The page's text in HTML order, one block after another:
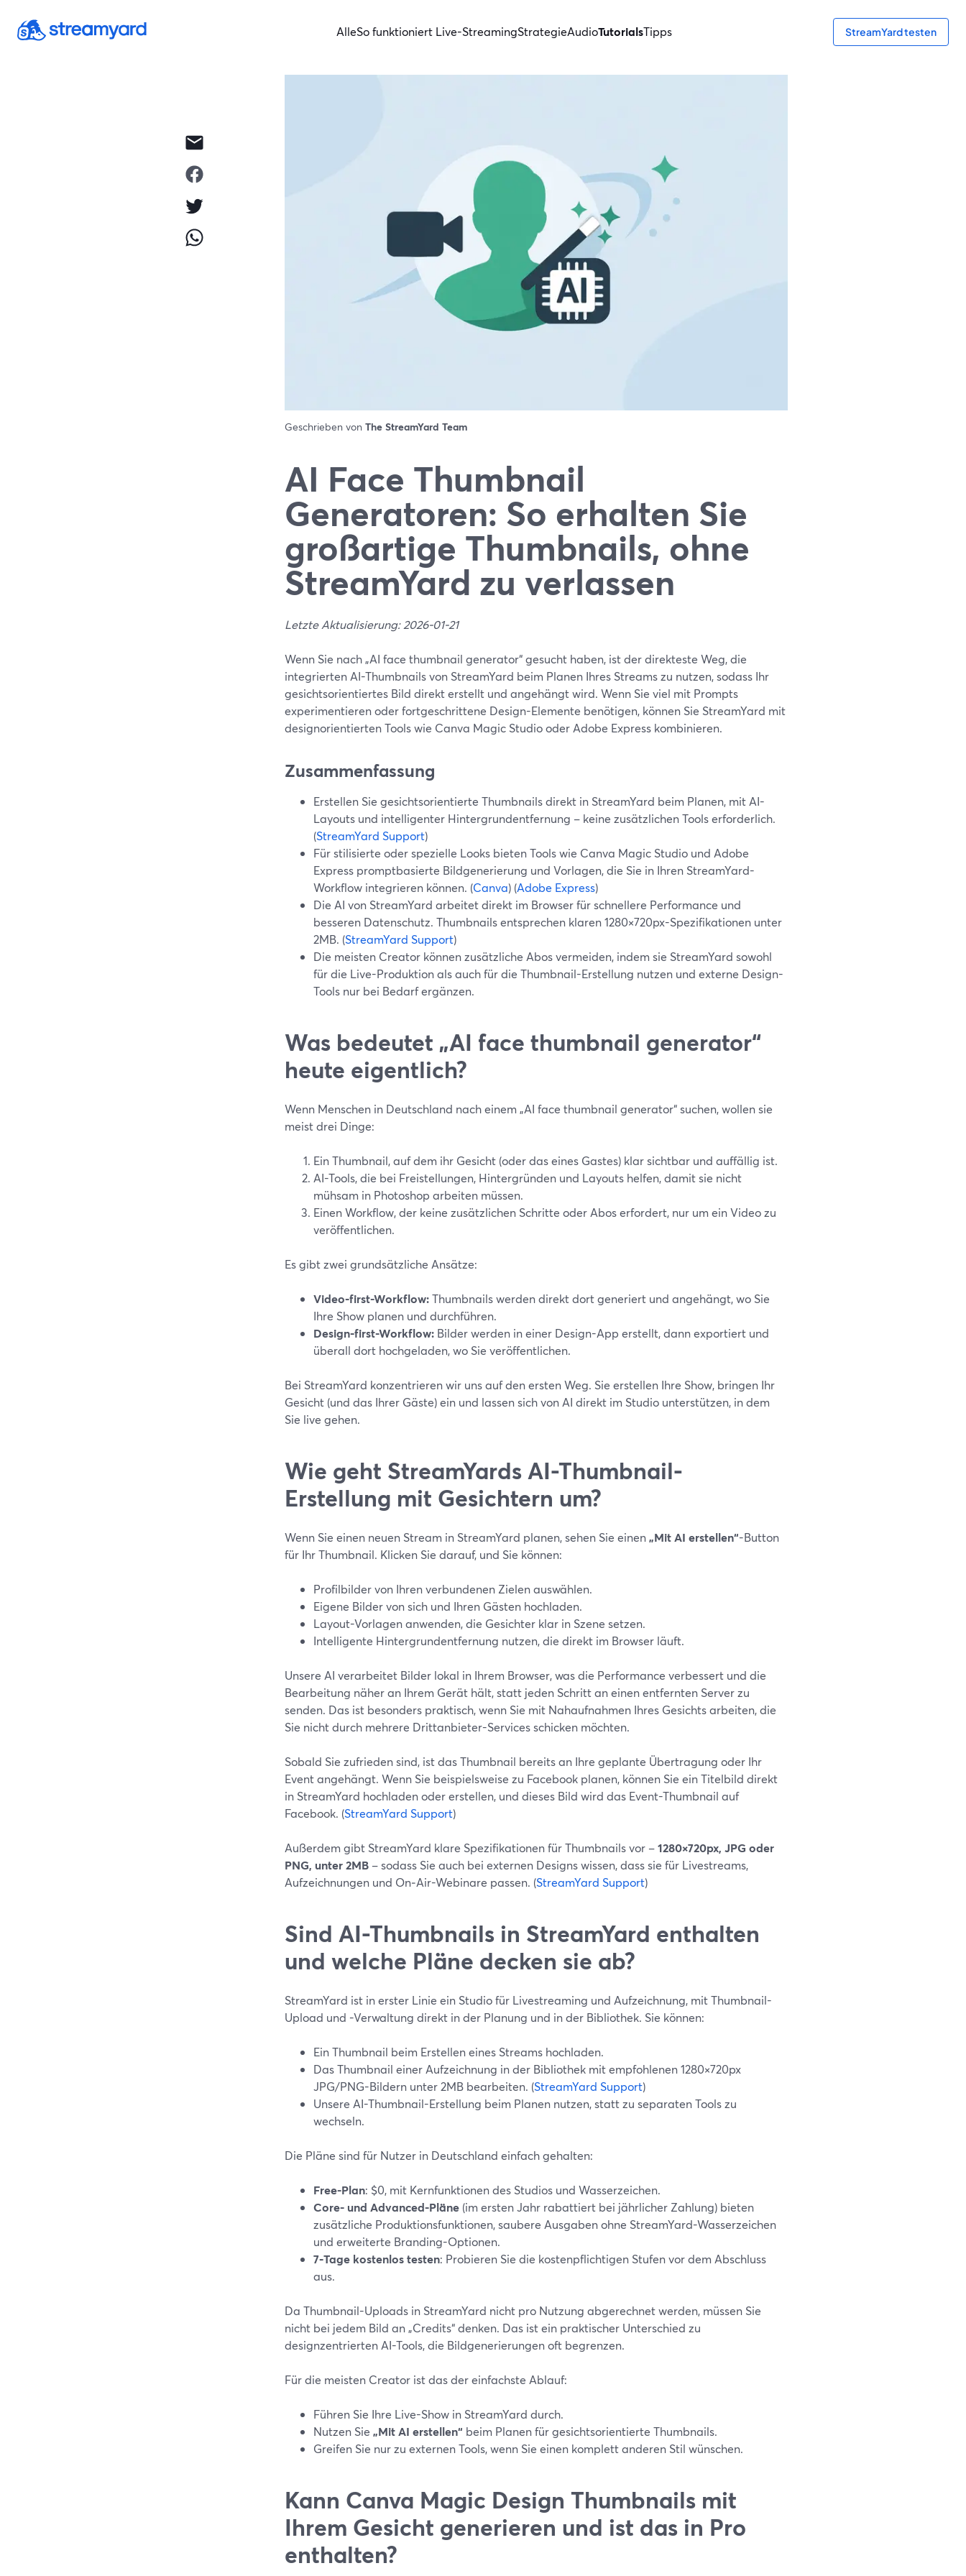
AlleSo funktioniert Live-StreamingStrategieAudioTutorialsTipps StreamYard testen
Geschrieben von The StreamYard Team
AI Face Thumbnail
Generatoren: So erhalten Sie
großartige Thumbnails, ohne
StreamYard zu verlassen
Letzte Aktualisierung: 2026-01-21
Wenn Sie nach „AI face thumbnail generator“ gesucht haben, ist der direkteste Weg, die
integrierten AI-Thumbnails von StreamYard beim Planen Ihres Streams zu nutzen, sodass Ihr
gesichtsorientiertes Bild direkt erstellt und angehängt wird. Wenn Sie viel mit Prompts
experimentieren oder fortgeschrittene Design-Elemente benötigen, können Sie StreamYard mit
designorientierten Tools wie Canva Magic Studio oder Adobe Express kombinieren.
Zusammenfassung
Erstellen Sie gesichtsorientierte Thumbnails direkt in StreamYard beim Planen, mit AI-
Layouts und intelligenter Hintergrundentfernung – keine zusätzlichen Tools erforderlich.
(StreamYard Support)
Für stilisierte oder spezielle Looks bieten Tools wie Canva Magic Studio und Adobe
Express promptbasierte Bildgenerierung und Vorlagen, die Sie in Ihren StreamYard-
Workflow integrieren können. (Canva) (Adobe Express)
Die AI von StreamYard arbeitet direkt im Browser für schnellere Performance und
besseren Datenschutz. Thumbnails entsprechen klaren 1280×720px-Spezifikationen unter
2MB. (StreamYard Support)
Die meisten Creator können zusätzliche Abos vermeiden, indem sie StreamYard sowohl
für die Live-Produktion als auch für die Thumbnail-Erstellung nutzen und externe Design-
Tools nur bei Bedarf ergänzen.
Was bedeutet „AI face thumbnail generator“
heute eigentlich?
Wenn Menschen in Deutschland nach einem „AI face thumbnail generator“ suchen, wollen sie
meist drei Dinge:
Ein Thumbnail, auf dem ihr Gesicht (oder das eines Gastes) klar sichtbar und auffällig ist.
AI-Tools, die bei Freistellungen, Hintergründen und Layouts helfen, damit sie nicht
mühsam in Photoshop arbeiten müssen.
Einen Workflow, der keine zusätzlichen Schritte oder Abos erfordert, nur um ein Video zu
veröffentlichen.
Es gibt zwei grundsätzliche Ansätze:
Video‑first-Workflow:Thumbnails werden direkt dort generiert und angehängt, wo Sie
Ihre Show planen und durchführen.
Design‑first-Workflow: Bilder werden in einer Design-App erstellt, dann exportiert und
überall dort hochgeladen, wo Sie veröffentlichen.
Bei StreamYard konzentrieren wir uns auf den ersten Weg. Sie erstellen Ihre Show, bringen Ihr
Gesicht (und das Ihrer Gäste) ein und lassen sich von AI direkt im Studio unterstützen, in dem
Sie live gehen.
Wie geht StreamYards AI-Thumbnail-
Erstellung mit Gesichtern um?
Wenn Sie einen neuen Stream in StreamYard planen, sehen Sie einen„Mit AI erstellen“-Button
für Ihr Thumbnail. Klicken Sie darauf, und Sie können:
Profilbilder von Ihren verbundenen Zielen auswählen.
Eigene Bilder von sich und Ihren Gästen hochladen.
Layout-Vorlagen anwenden, die Gesichter klar in Szene setzen.
Intelligente Hintergrundentfernung nutzen, die direkt im Browser läuft.
Unsere AI verarbeitet Bilder lokal in Ihrem Browser, was die Performance verbessert und die
Bearbeitung näher an Ihrem Gerät hält, statt jeden Schritt an einen entfernten Server zu
senden. Das ist besonders praktisch, wenn Sie mit Nahaufnahmen Ihres Gesichts arbeiten, die
Sie nicht durch mehrere Drittanbieter-Services schicken möchten.
Sobald Sie zufrieden sind, ist das Thumbnail bereits an Ihre geplante Übertragung oder Ihr
Event angehängt. Wenn Sie beispielsweise zu Facebook planen, können Sie ein Titelbild direkt
in StreamYard hochladen oder erstellen, und dieses Bild wird das Event-Thumbnail auf
Facebook. (StreamYard Support)
Außerdem gibt StreamYard klare Spezifikationen für Thumbnails vor –1280×720px, JPG oder
PNG, unter 2MB – sodass Sie auch bei externen Designs wissen, dass sie für Livestreams,
Aufzeichnungen und On‑Air-Webinare passen. (StreamYard Support)
Sind AI-Thumbnails in StreamYard enthalten
und welche Pläne decken sie ab?
StreamYard ist in erster Linie ein Studio für Livestreaming und Aufzeichnung, mit Thumbnail-
Upload und -Verwaltung direkt in der Planung und in der Bibliothek. Sie können:
Ein Thumbnail beim Erstellen eines Streams hochladen.
Das Thumbnail einer Aufzeichnung in der Bibliothek mit empfohlenen 1280×720px
JPG/PNG-Bildern unter 2MB bearbeiten. (StreamYard Support)
Unsere AI-Thumbnail-Erstellung beim Planen nutzen, statt zu separaten Tools zu
wechseln.
Die Pläne sind für Nutzer in Deutschland einfach gehalten:
Free-Plan: $0, mit Kernfunktionen des Studios und Wasserzeichen.
Core- und Advanced-Pläne (im ersten Jahr rabattiert bei jährlicher Zahlung) bieten
zusätzliche Produktionsfunktionen, saubere Ausgaben ohne StreamYard-Wasserzeichen
und erweiterte Branding-Optionen.
7‑Tage kostenlos testen: Probieren Sie die kostenpflichtigen Stufen vor dem Abschluss
aus.
Da Thumbnail-Uploads in StreamYard nicht pro Nutzung abgerechnet werden, müssen Sie
nicht bei jedem Bild an „Credits“ denken. Das ist ein praktischer Unterschied zu
designzentrierten AI-Tools, die Bildgenerierungen oft begrenzen.
Für die meisten Creator ist das der einfachste Ablauf:
Führen Sie Ihre Live-Show in StreamYard durch.
Nutzen Sie „Mit AI erstellen“ beim Planen für gesichtsorientierte Thumbnails.
Greifen Sie nur zu externen Tools, wenn Sie einen komplett anderen Stil wünschen.
Kann Canva Magic Design Thumbnails mit
Ihrem Gesicht generieren und ist das in Pro
enthalten?